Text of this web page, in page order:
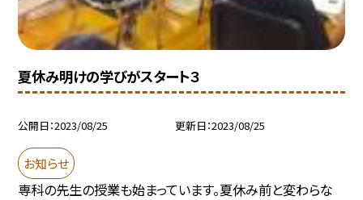
夏休み明けの学びがスタート３
公開日 2023/08/25 更新日 2023/08/25
お知らせ
専科の先生の授業も始まっています。夏休み前と変わらな